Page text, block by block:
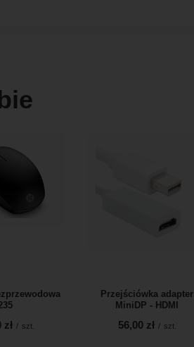
zł / szt.
Przejściówka adapter
MiniDP - HDMI
56,00 zł / szt.